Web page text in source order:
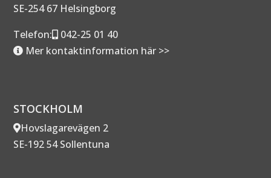
SE-254 67 Helsingborg
Telefon:
042-25 01 40
Mer kontaktinformation här >>
STOCKHOLM
Hovslagarevägen 2
SE-192 54 Sollentuna